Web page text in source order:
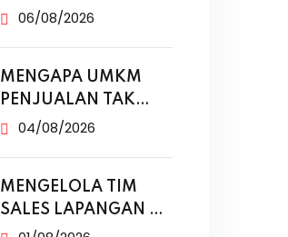
Funnel Marketing
06/08/2026
MENGAPA UMKM
PENJUALAN TAK
NAIK MESKI SUDAH
04/08/2026
MENGELOLA TIM
SALES LAPANGAN DI
ERA DIGITAL